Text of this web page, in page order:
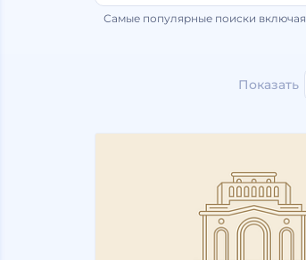
Самые популярные поиски включая
Показать